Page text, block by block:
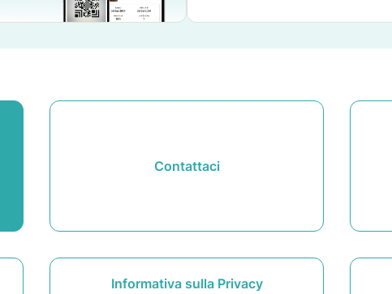
Contattaci
Informativa sulla Privacy